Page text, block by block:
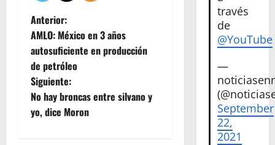
N
a
v
e
Anterior:
AMLO: México en 3 años
autosuficiente en producción
de petróleo
Siguiente:
No hay broncas entre silvano y
yo, dice Moron
través
de
@YouTube
—
September
22,
2021